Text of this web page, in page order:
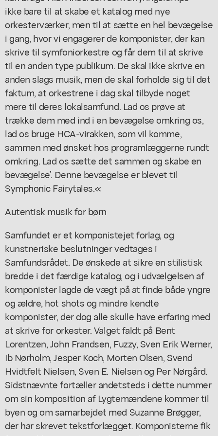
ikke bare til at skabe et katalog med nye
orkesterværker, men til at sætte en hel bevægelse
i gang, hvor vi engagerer de komponister, der kan
skrive til symfoniorkestre og får dem til at skrive
til en anden type publikum. De skal ikke skrive en
anden slags musik, men de skal forholde sig til det
faktum, at orkestrene i dag skal tilbyde noget
mere til deres lokalsamfund. Lad os prøve at
trække dem med ind i en bevægelse omkring os,
lad os bruge HCA-virakken, som vil komme,
sammen med ønsket hos programlæggerne rundt
omkring. Lad os sætte det sammen og skabe en
bevægelse’. Denne bevægelse er blevet til
Symphonic Fairytales.«
Autentisk musik for børn
Samfundet er et komponistejet forlag, og
kunstneriske beslutninger vedtages i
Samfundsrådet. De ønskede at sikre en stilistisk
bredde i det færdige katalog, og i udvælgelsen af
komponister lagde de vægt på at finde både yngre
og ældre, hot shots og mindre kendte
komponister, der dog alle skulle have erfaring med
at skrive for orkester. Valget faldt på Bent
Lorentzen, John Frandsen, Fuzzy, Sven Erik Werner,
Ib Nørholm, Jesper Koch, Morten Olsen, Svend
Hvidtfelt Nielsen, Sven E. Nielsen og Per Nørgård.
Sidstnævnte fortæller andetsteds i dette nummer
om sin komposition af Lygtemændene kommer til
byenog om samarbejdet med Suzanne Brøgger,
der har skrevet tekstforlægget. Komponisterne fik